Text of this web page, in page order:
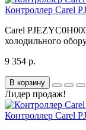
Контроллер Carel
Carel
холодильного
9 354 р.
В корзину
Лидер продаж!
Контроллер Carel